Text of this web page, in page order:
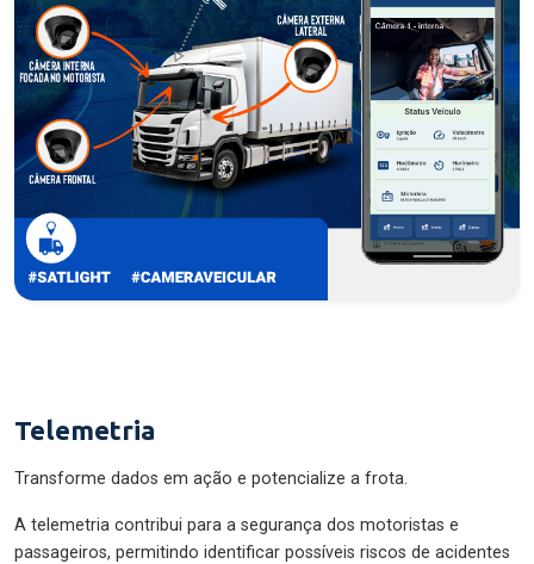
Telemetria
Transforme dados em ação e potencialize a frota.
A telemetria contribui para a segurança dos motoristas e
passageiros, permitindo identificar possíveis riscos de acidentes